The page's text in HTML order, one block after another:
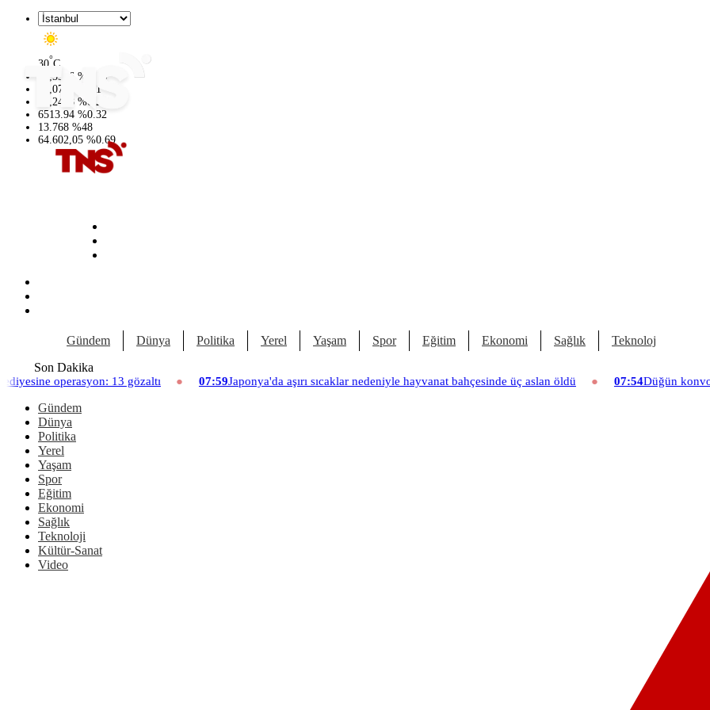
30°C
47,5986 %
0.06
55,0700
0.1
64,2438 %0.21
6513.94 %0.32
13.768 %48
64.602,05 %0.69
Gündem Dünya Politika Yerel Yaşam Spor Eğitim Ekonomi Sağlık Teknoloji
Son Dakika
gözaltı 07:59Japonya'da aşırı sıcaklar nedeniyle hayvanat bahçesinde üç aslan öldü 07:54Düğün konvoyuna ağır fatura: 540
Gündem
Dünya
Politika
Yerel
Yaşam
Spor
Eğitim
Ekonomi
Sağlık
Teknoloji
Kültür-Sanat
Video